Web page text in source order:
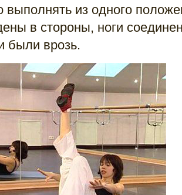
выполнять из одного
в стороны, ноги
были врозь.